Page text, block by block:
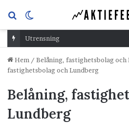
Sök
efterskin
Utrensning
Hem / Belåning, fastighetsbolag och
fastighetsbolag och Lundberg
Belåning,
Lundberg